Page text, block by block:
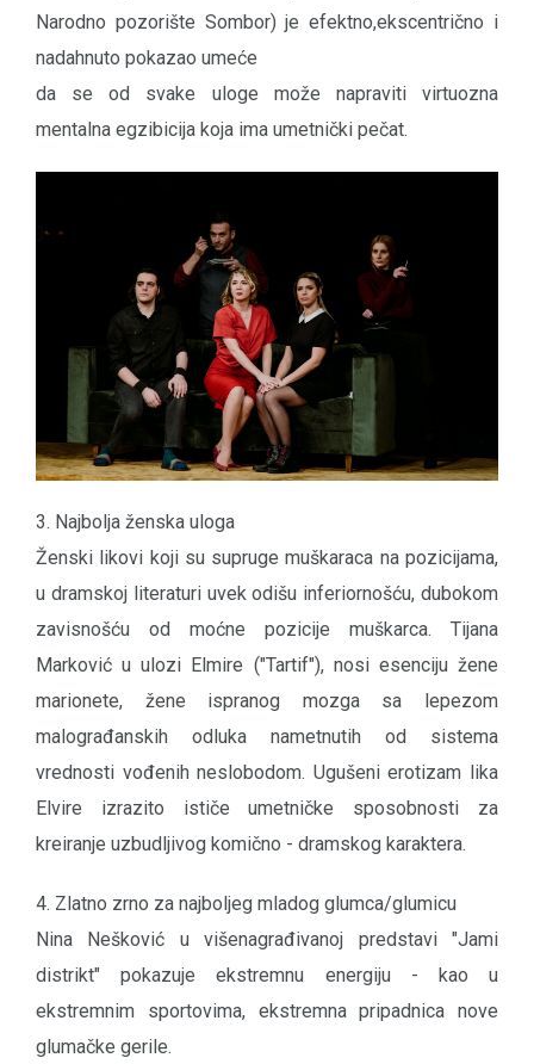
Narodno pozorište Sombor) je efektno,ekscentrično i
nadahnuto pokazao umeće
da se od svake uloge može napraviti virtuozna
mentalna egzibicija koja ima umetnički pečat.
3. Najbolja ženska uloga
Ženski likovi koji su supruge muškaraca na pozicijama,
u dramskoj literaturi uvek odišu inferiornošću, dubokom
zavisnošću od moćne pozicije muškarca. Tijana
Marković u ulozi Elmire ("Tartif"), nosi esenciju žene
marionete, žene ispranog mozga sa lepezom
malograđanskih odluka nametnutih od sistema
vrednosti vođenih neslobodom. Ugušeni erotizam lika
Elvire izrazito ističe umetničke sposobnosti za
kreiranje uzbudljivog komično - dramskog karaktera.
4. Zlatno zrno za najboljeg mladog glumca/glumicu
Nina Nešković u višenagrađivanoj predstavi "Jami
distrikt" pokazuje ekstremnu energiju - kao u
ekstremnim sportovima, ekstremna pripadnica nove
glumačke gerile.